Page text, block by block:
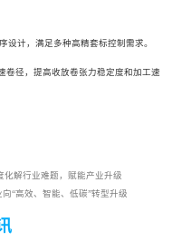
设计，满足多种高精套标控制需求。
卷径，提高收放卷张力稳定度和加工速
化解行业难题，赋能产业升级
“高效、智能、低碳”转型升级